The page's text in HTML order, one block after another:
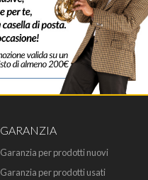
GARANZIA
Garanzia per prodotti nuovi
Garanzia per prodotti usati